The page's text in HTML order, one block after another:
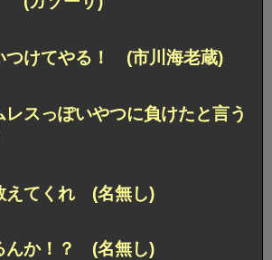
つけてやる！ (市川海老蔵)
スっぽいやつに負けたと言う
えてくれ (名無し)
んか！？ (名無し)